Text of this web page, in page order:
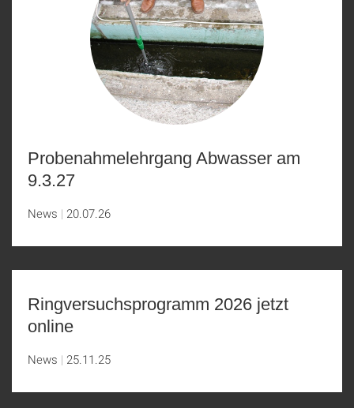
Probenahmelehrgang Abwasser am
9.3.27
News 20.07.26
Ringversuchsprogramm 2026 jetzt
online
News 25.11.25